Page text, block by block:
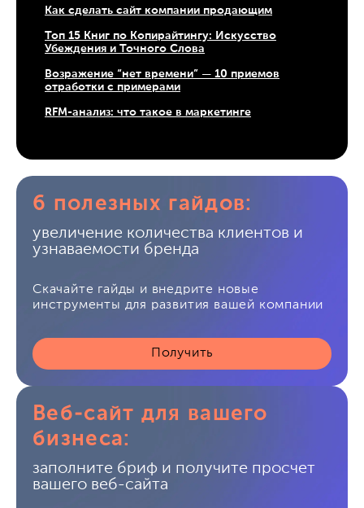
Как сделать сайт компании продающим
Топ 15 Книг по Копирайтингу: Искусство
Убеждения и Точного Слова
Возражение “нет времени” — 10 приемов
отработки с примерами
RFM-анализ: что такое в маркетинге
6 полезных гайдов:
увеличение количества клиентов и
узнаваемости бренда
Скачайте гайды и внедрите новые
инструменты для развития вашей компании
Получить
Веб-сайт для вашего
бизнеса:
заполните бриф и получите просчет
вашего веб-сайта